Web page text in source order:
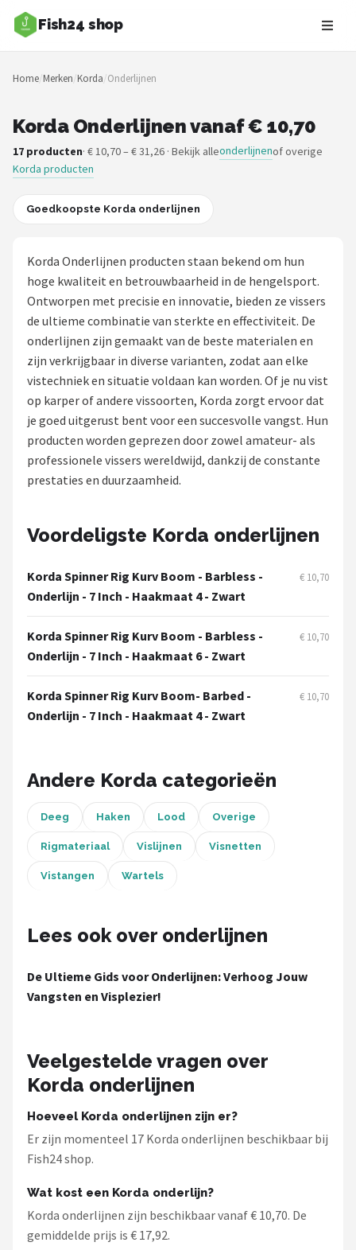
Fish24 shop
Zoeken
NAVIGATIE
Merken
Blog
Hengels
Molens
Dobbers
Kunstaas
Shop
Westin
Salmo
Rapala
PB Products
Fox Rage
Mikado
Alle merken →
Home/Merken/Korda/Onderlijnen
Korda Onderlijnen vanaf € 10,70
17 producten· € 10,70 – € 31,26 · Bekijk alleonderlijnenof overige
Korda producten
Goedkoopste Korda onderlijnen
Korda Onderlijnen producten staan bekend om hun
hoge kwaliteit en betrouwbaarheid in de hengelsport.
Ontworpen met precisie en innovatie, bieden ze vissers
de ultieme combinatie van sterkte en effectiviteit. De
onderlijnen zijn gemaakt van de beste materialen en
zijn verkrijgbaar in diverse varianten, zodat aan elke
vistechniek en situatie voldaan kan worden. Of je nu vist
op karper of andere vissoorten, Korda zorgt ervoor dat
je goed uitgerust bent voor een succesvolle vangst. Hun
producten worden geprezen door zowel amateur- als
professionele vissers wereldwijd, dankzij de constante
prestaties en duurzaamheid.
Voordeligste Korda onderlijnen
Korda Spinner Rig Kurv Boom - Barbless -
Onderlijn - 7 Inch - Haakmaat 4 - Zwart
€ 10,70
Korda Spinner Rig Kurv Boom - Barbless -
Onderlijn - 7 Inch - Haakmaat 6 - Zwart
€ 10,70
Korda Spinner Rig Kurv Boom- Barbed -
Onderlijn - 7 Inch - Haakmaat 4 - Zwart
€ 10,70
Andere Korda categorieën
Deeg Haken Lood Overige
Rigmateriaal Vislijnen Visnetten
Vistangen Wartels
Lees ook over onderlijnen
De Ultieme Gids voor Onderlijnen: Verhoog Jouw
Vangsten en Visplezier!
Veelgestelde vragen over
Korda onderlijnen
Hoeveel Korda onderlijnen zijn er?
Er zijn momenteel 17 Korda onderlijnen beschikbaar bij
Fish24 shop.
Wat kost een Korda onderlijn?
Korda onderlijnen zijn beschikbaar vanaf € 10,70. De
gemiddelde prijs is € 17,92.